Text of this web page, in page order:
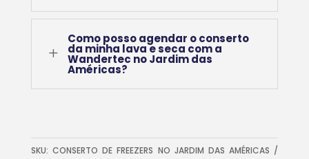
L
Como posso agendar o conserto
da minha lava e seca com a
Wandertec no Jardim das
Américas?
SKU: CONSERTO DE FREEZERS NO JARDIM DAS AMÉRICAS